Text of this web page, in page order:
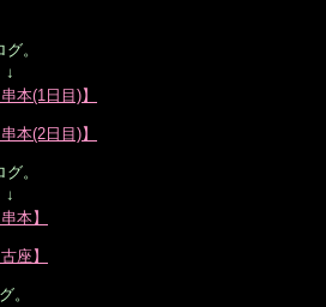
。
本(1日目)】
本(2日目)】
。
本】
座】
。